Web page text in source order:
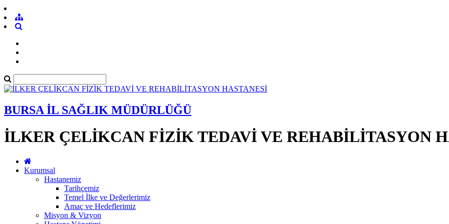
BURSA İL SAĞLIK MÜDÜRLÜĞÜ
İLKER ÇELİKCAN FİZİK TEDAVİ VE REHABİLİTASYON
Kurumsal
Hastanemiz
Tarihçemiz
Temel İlke ve Değerlerimiz
Amaç ve Hedeflerimiz
Misyon & Vizyon